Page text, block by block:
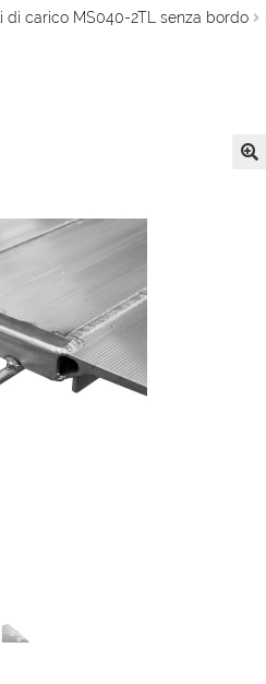
di carico MS040-2TL senza bordo